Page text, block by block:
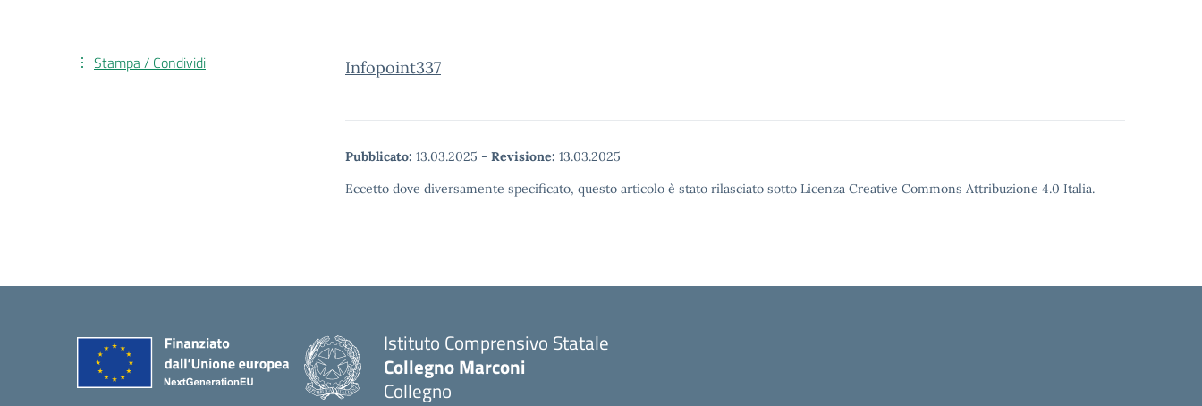
Infopoint337
Pubblicato: 13.03.2025 - Revisione: 13.03.2025
Eccetto dove diversamente specificato, questo articolo è stato rilasciato sotto Licenza Creative Commons Attribuzione 4.0 Italia.
Stampa / Condividi
Istituto Comprensivo Statale
Collegno Marconi
Collegno